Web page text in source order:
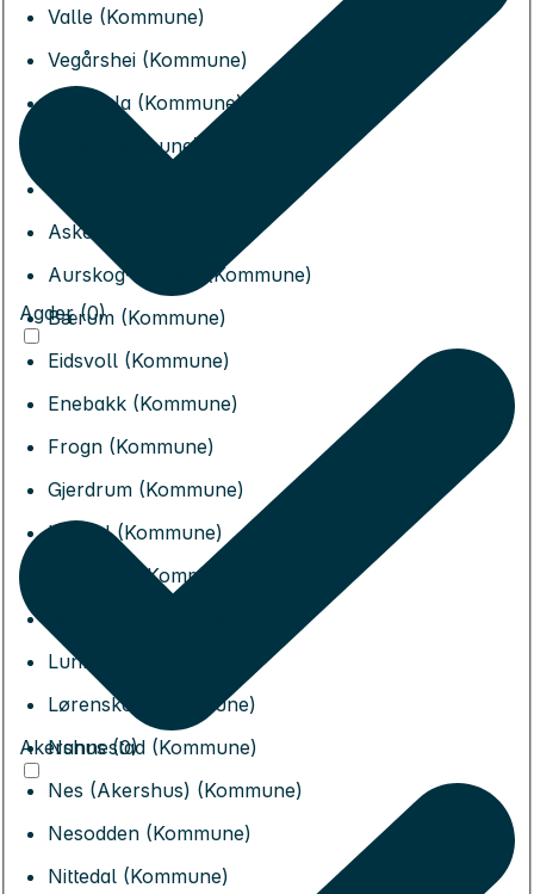
Valle (Kommune)
Vegårshei (Kommune)
Vennesla (Kommune)
Åmli (Kommune)
Asker (Kommune)
Aurskog-Høland (Kommune)
Bærum (Kommune)
Eidsvoll (Kommune)
Enebakk (Kommune)
Frogn (Kommune)
Gjerdrum (Kommune)
Hurdal (Kommune)
Jevnaker (Kommune)
Lunner (Kommune)
Lørenskog (Kommune)
Nannestad (Kommune)
Nes (Akershus) (Kommune)
Nesodden (Kommune)
Nittedal (Kommune)
Agder (0)
Akershus (0)